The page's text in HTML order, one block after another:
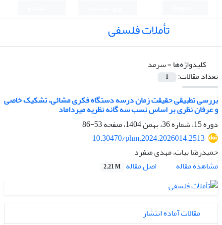
تأملات فلسفی
کلیدواژه‌ها =سرمد
تعداد مقالات:
1
بررسی تطبیقی حقیقت زمان درسه دستگاه فکری مشائی، تشکیک خاصی
و عرفان نظری بر اساس نسب سه گانه نظریه میرداماد
دوره 15، شماره 36، بهمن 1404، صفحه
53-86
10.30470/phm.2024.2026014.2513
حمیدرضا بیات، مهدی منفرد
مشاهده مقاله
اصل مقاله 2.21 M
مقالات آماده انتشار